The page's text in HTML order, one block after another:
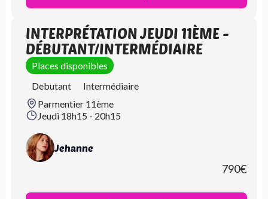
INTERPRÉTATION JEUDI 11ÈME -
DÉBUTANT/INTERMÉDIAIRE
Places disponibles
Debutant
Intermédiaire
Parmentier 11ème
Jeudi 18h15 - 20h15
Jehanne
790€